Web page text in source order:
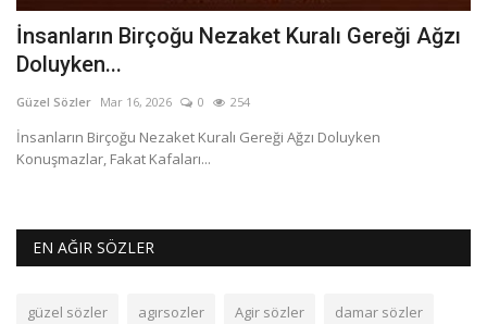
İnsanların Birçoğu Nezaket Kuralı Gereği Ağzı
Doluyken...
Güzel Sözler Mar 16, 2026 0 254
İnsanların Birçoğu Nezaket Kuralı Gereği Ağzı Doluyken
Konuşmazlar, Fakat Kafaları...
EN AĞIR SÖZLER
güzel sözler agırsozler Agir sözler damar sözler